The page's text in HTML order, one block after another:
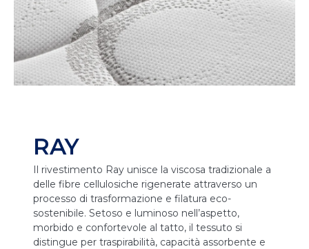
RAY
Il rivestimento Ray unisce la viscosa tradizionale a
delle fibre cellulosiche rigenerate attraverso un
processo di trasformazione e filatura eco-
sostenibile. Setoso e luminoso nell’aspetto,
morbido e confortevole al tatto, il tessuto si
distingue per traspirabilità, capacità assorbente e